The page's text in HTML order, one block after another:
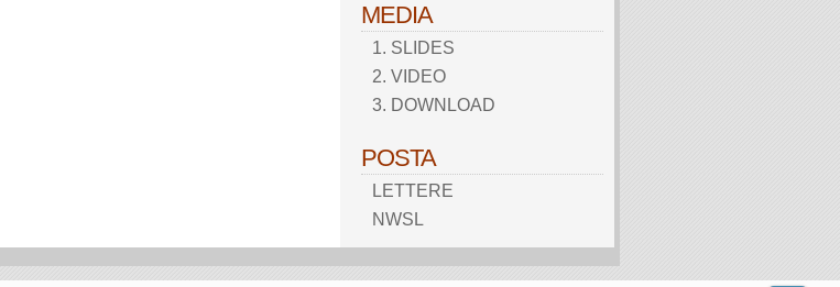
MEDIA
1. SLIDES
2. VIDEO
3. DOWNLOAD
POSTA
LETTERE
NWSL